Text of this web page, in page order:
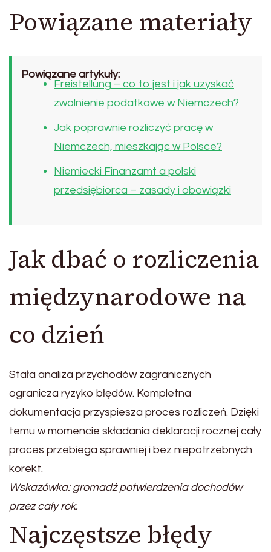
Powiązane materiały
Powiązane artykuły:
Freistellung – co to jest i jak uzyskać
zwolnienie podatkowe w Niemczech?
Jak poprawnie rozliczyć pracę w
Niemczech, mieszkając w Polsce?
Niemiecki Finanzamt a polski
przedsiębiorca – zasady i obowiązki
Jak dbać o rozliczenia
międzynarodowe na
co dzień
Stała analiza przychodów zagranicznych
ogranicza ryzyko błędów. Kompletna
dokumentacja przyspiesza proces rozliczeń. Dzięki
temu w momencie składania deklaracji rocznej cały
proces przebiega sprawniej i bez niepotrzebnych
korekt.
Wskazówka: gromadź potwierdzenia dochodów
przez cały rok.
Najczęstsze błędy